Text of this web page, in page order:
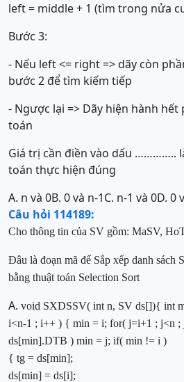
left = middle + 1 (tìm trong nửa
Bước 3:
- Nếu left <= right => dãy còn
bước 2 để tìm kiếm tiếp
- Ngược lại => Dãy hiện hành
toán
Giá trị cần điền vào dấu …………..
toán thực hiện đúng
A. n và 0B. 0 và n-1C. n-1 và 0D. 0
Câu hỏi 114189:
Cho thông tin của SV gồm: MaSV,
Đâu là đoạn mã để Sắp xếp danh sách
bằng thuật toán Selection Sort
A. void SXDSSV( int n, SV ds[]){ int
i<n-1 ; i++ ) { min = i; for( j=i+1 ; j<n ;
ds[min].DTB ) min = j; if( min != i )
{ tg = ds[min];
ds[min] = ds[i];